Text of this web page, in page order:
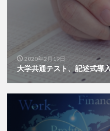
2020年2月19日
大学共通テスト、記述式導